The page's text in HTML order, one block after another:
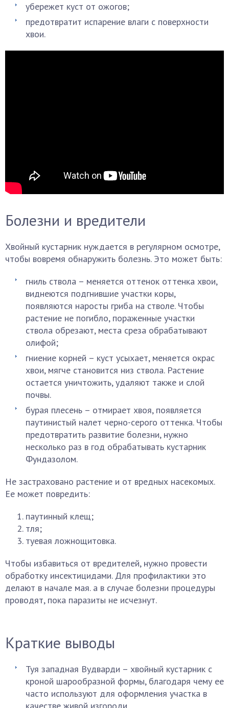
убережет куст от ожогов;
предотвратит испарение влаги с поверхности
хвои.
Болезни и вредители
Хвойный кустарник нуждается в регулярном осмотре,
чтобы вовремя обнаружить болезнь. Это может быть:
гниль ствола – меняется оттенок оттенка хвои,
виднеются подгнившие участки коры,
появляются наросты гриба на стволе. Чтобы
растение не погибло, пораженные участки
ствола обрезают, места среза обрабатывают
олифой;
гниение корней – куст усыхает, меняется окрас
хвои, мягче становится низ ствола. Растение
остается уничтожить, удаляют также и слой
почвы.
бурая плесень – отмирает хвоя, появляется
паутинистый налет черно-серого оттенка. Чтобы
предотвратить развитие болезни, нужно
несколько раз в год обрабатывать кустарник
Фундазолом.
Не застраховано растение и от вредных насекомых.
Ее может повредить:
паутинный клещ;
тля;
туевая ложнощитовка.
Чтобы избавиться от вредителей, нужно провести
обработку инсектицидами. Для профилактики это
делают в начале мая. а в случае болезни процедуры
проводят, пока паразиты не исчезнут.
Краткие выводы
Туя западная Вудварди – хвойный кустарник с
кроной шарообразной формы, благодаря чему ее
часто используют для оформления участка в